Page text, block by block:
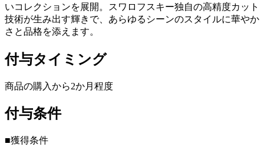
いコレクションを展開。スワロフスキー独自の高精度カット
技術が生み出す輝きで、あらゆるシーンのスタイルに華やか
さと品格を添えます。
付与タイミング
商品の購入から2か月程度
付与条件
■獲得条件